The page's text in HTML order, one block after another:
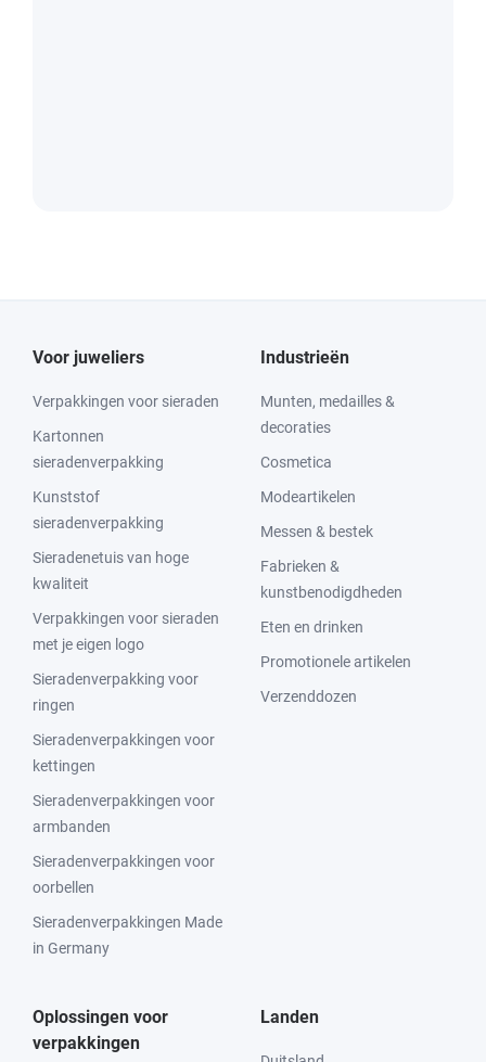
Voor juweliers
Verpakkingen voor sieraden
Kartonnen
sieradenverpakking
Kunststof
sieradenverpakking
Sieradenetuis van hoge
kwaliteit
Verpakkingen voor sieraden
met je eigen logo
Sieradenverpakking voor
ringen
Sieradenverpakkingen voor
kettingen
Sieradenverpakkingen voor
armbanden
Sieradenverpakkingen voor
oorbellen
Sieradenverpakkingen Made
in Germany
Industrieën
Munten, medailles &
decoraties
Cosmetica
Modeartikelen
Messen & bestek
Fabrieken &
kunstbenodigdheden
Eten en drinken
Promotionele artikelen
Verzenddozen
Oplossingen voor
verpakkingen
Landen